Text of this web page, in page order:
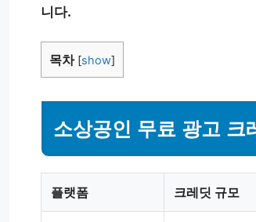
니다.
목차 [show]
소상공인 무료 광고 크
플랫폼 크레딧 규모